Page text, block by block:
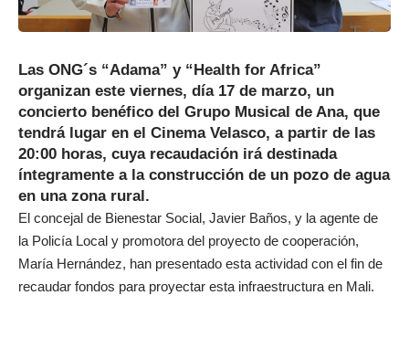
Las ONG´s “Adama” y “Health for Africa”
organizan este viernes, día 17 de marzo, un
concierto benéfico del Grupo Musical de Ana, que
tendrá lugar en el Cinema Velasco, a partir de las
20:00 horas, cuya recaudación irá destinada
íntegramente a la construcción de un pozo de agua
en una zona rural.
El concejal de Bienestar Social, Javier Baños, y la agente de
la Policía Local y promotora del proyecto de cooperación,
María Hernández, han presentado esta actividad con el fin de
recaudar fondos para proyectar esta infraestructura en Mali.